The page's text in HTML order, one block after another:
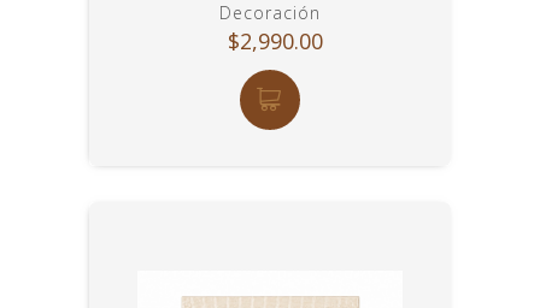
Decoración
$2,990.00